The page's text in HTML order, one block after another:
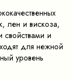
лен и вискоза,
и
для нежной
уровень